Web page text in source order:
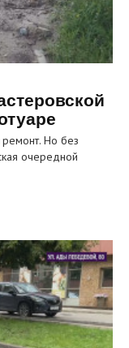
Но без
очередной